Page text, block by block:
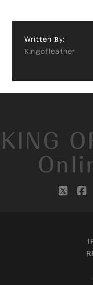
Written By:
Kingofleather
KING
twitter